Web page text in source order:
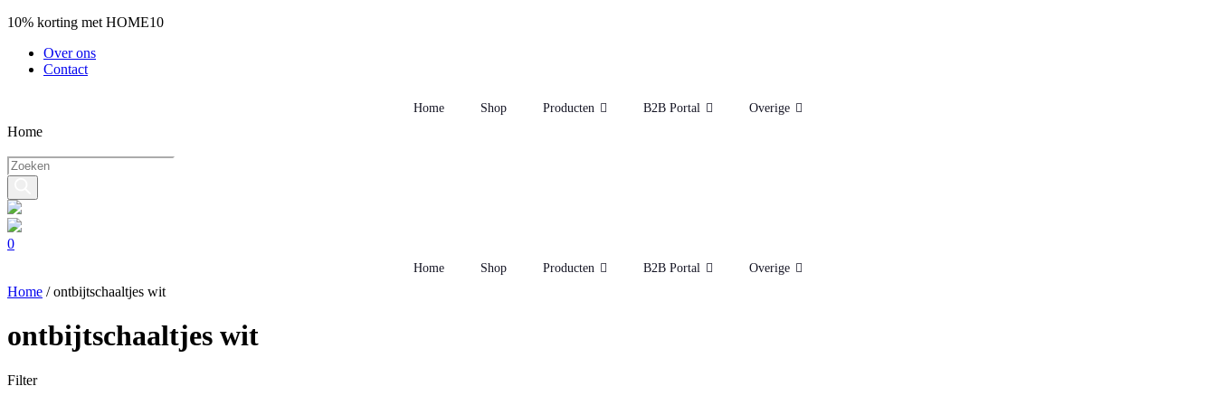
10% korting met HOME10
Over ons
Contact
Home Shop Producten B2B Portal Overige
Home
Producten
zoeken
0
Home Shop Producten B2B Portal Overige
Home /ontbijtschaaltjes wit
ontbijtschaaltjes wit
Filter